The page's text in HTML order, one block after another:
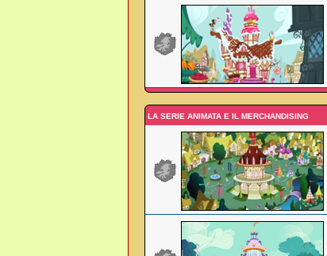
LA SERIE ANIMATA E IL MERCHANDISING